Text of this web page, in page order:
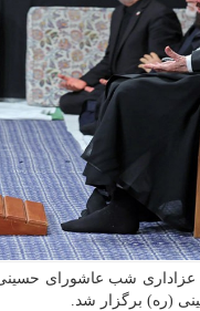
شب عاشورای حسینی‌
(ره) برگزار شد.